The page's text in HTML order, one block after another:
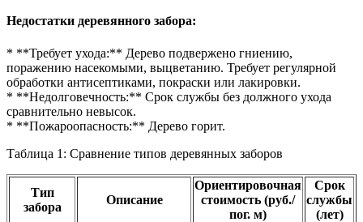
Недостатки деревянного забора:
* **Требует ухода:** Дерево подвержено гниению,
поражению насекомыми, выцветанию. Требует регулярной
обработки антисептиками, покраски или лакировки.
* **Недолговечность:** Срок службы без должного ухода
сравнительно невысок.
* **Пожароопасность:** Дерево горит.
Таблица 1: Сравнение типов деревянных заборов
Тип
забора
Описание
Ориентировочная
стоимость (руб./
пог. м)
Срок
службы
(лет)